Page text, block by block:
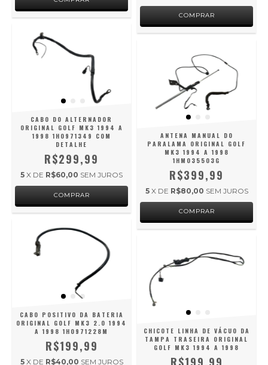
CABO DO ALTERNADOR
ORIGINAL GOLF MK3 1994 A
1998 1H0971349 COM
DETALHE
R$299,99
5 X DE R$60,00 SEM JUROS
ANTENA MANUAL DO
PARALAMA ORIGINAL GOLF
MK3 1994 A 1998
1HM035503G
R$399,99
5 X DE R$80,00 SEM JUROS
CABO POSITIVO DA BATERIA
ORIGINAL GOLF MK3 2.0 1994
A 1998 1H0971228M
R$199,99
5 X DE R$40,00 SEM JUROS
CHICOTE LINHA DE VÁCUO DA
TAMPA TRASEIRA ORIGINAL
GOLF MK3 1994 A 1998